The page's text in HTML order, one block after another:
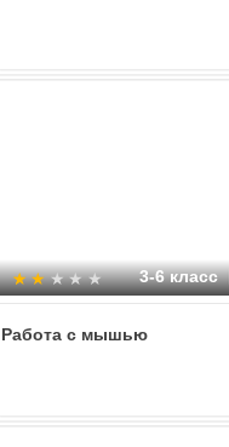
3-6 класс
Работа с мышью